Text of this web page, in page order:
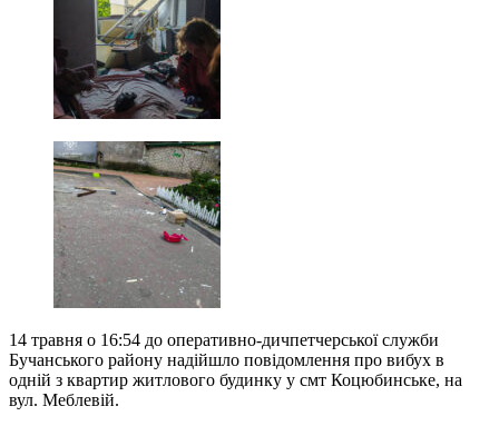
14 травня о 16:54 до оперативно-дичпетчерської служби
Бучанського району надійшло повідомлення про вибух в
одній з квартир житлового будинку у смт Коцюбинське, на
вул. Меблевій.